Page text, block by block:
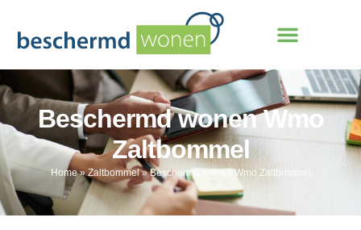
Beschermd wonen Wmo
Zaltbommel
Home»Zaltbommel»Beschermd wonen Wmo Zaltbommel